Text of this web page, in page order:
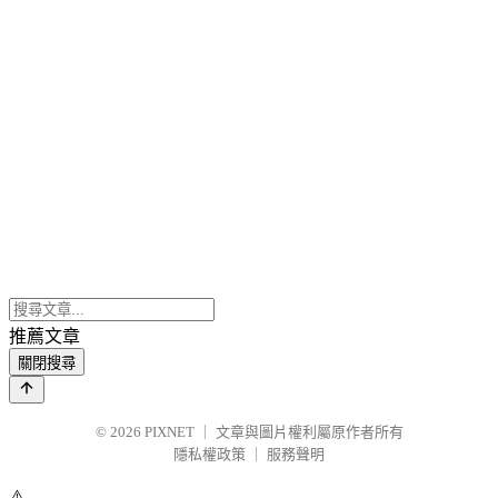
推薦文章
關閉搜尋
© 2026 PIXNET
文章與圖片權利屬原作者所有
隱私權政策
服務聲明